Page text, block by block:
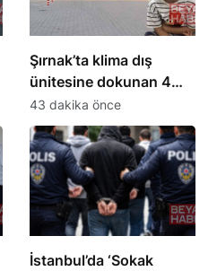
Şırnak’ta klima dış
ünitesine dokunan 4
yaşındaki Miraç hayatını
kaybetti
43 dakika önce
İstanbul’da ‘Sokak